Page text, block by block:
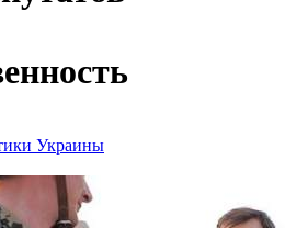
Украины